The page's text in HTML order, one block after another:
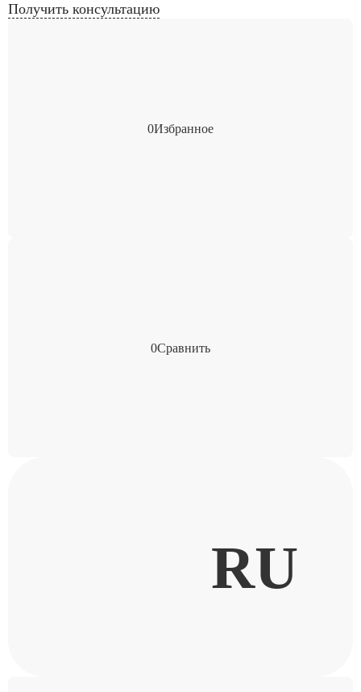
Получить консультацию
0Избранное
0Сравнить
RU